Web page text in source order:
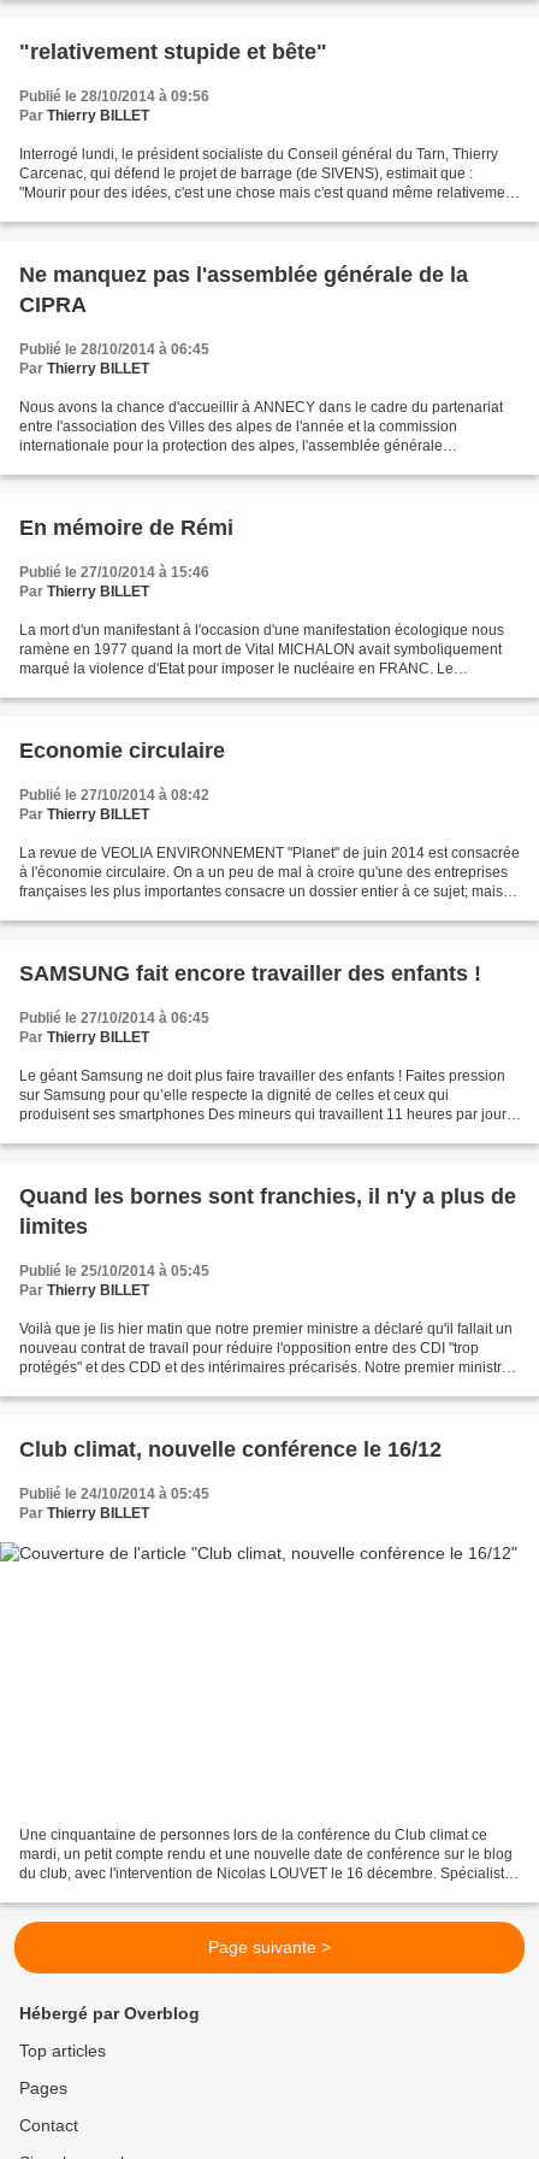
"relativement stupide et bête"
Publié le 28/10/2014 à 09:56
Par Thierry BILLET
Interrogé lundi, le président socialiste du Conseil général du Tarn, Thierry
Carcenac, qui défend le projet de barrage (de SIVENS), estimait que :
"Mourir pour des idées, c'est une chose mais c'est quand même relativement
Ne manquez pas l'assemblée générale de la
CIPRA
Publié le 28/10/2014 à 06:45
Par Thierry BILLET
Nous avons la chance d'accueillir à ANNECY dans le cadre du partenariat
entre l'association des Villes des alpes de l'année et la commission
internationale pour la protection des alpes, l'assemblée générale
En mémoire de Rémi
Publié le 27/10/2014 à 15:46
Par Thierry BILLET
La mort d'un manifestant à l'occasion d'une manifestation écologique nous
ramène en 1977 quand la mort de Vital MICHALON avait symboliquement
marqué la violence d'Etat pour imposer le nucléaire en FRANC. Le
Economie circulaire
Publié le 27/10/2014 à 08:42
Par Thierry BILLET
La revue de VEOLIA ENVIRONNEMENT "Planet" de juin 2014 est consacrée
à l'économie circulaire. On a un peu de mal à croire qu'une des entreprises
françaises les plus importantes consacre un dossier entier à ce sujet; mais le
SAMSUNG fait encore travailler des enfants !
Publié le 27/10/2014 à 06:45
Par Thierry BILLET
Le géant Samsung ne doit plus faire travailler des enfants ! Faites pression
sur Samsung pour qu’elle respecte la dignité de celles et ceux qui
produisent ses smartphones Des mineurs qui travaillent 11 heures par jour,
Quand les bornes sont franchies, il n'y a plus de
limites
Publié le 25/10/2014 à 05:45
Par Thierry BILLET
Voilà que je lis hier matin que notre premier ministre a déclaré qu'il fallait un
nouveau contrat de travail pour réduire l'opposition entre des CDI "trop
protégés" et des CDD et des intérimaires précarisés. Notre premier ministre
Club climat, nouvelle conférence le 16/12
Publié le 24/10/2014 à 05:45
Par Thierry BILLET
Une cinquantaine de personnes lors de la conférence du Club climat ce
mardi, un petit compte rendu et une nouvelle date de conférence sur le blog
du club, avec l'intervention de Nicolas LOUVET le 16 décembre. Spécialiste
Page suivante >
Hébergé par Overblog
Top articles
Pages
Contact